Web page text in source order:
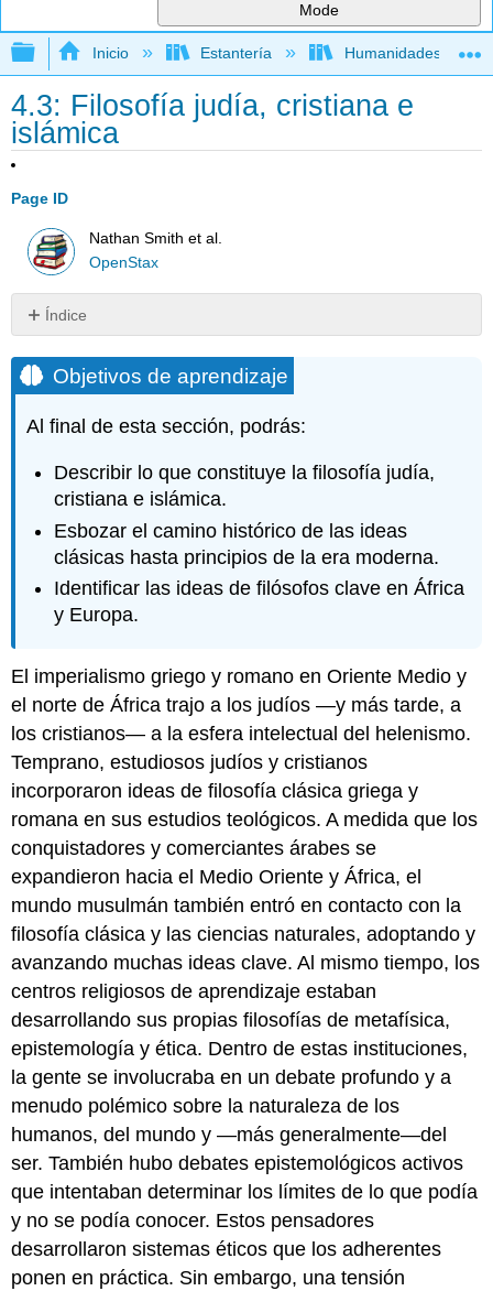
Mode
Expandir/contraer jerarquía global
Inicio Estantería Humanidades
4.3: Filosofía judía, cristiana e
islámica
Page ID
Nathan Smith et al.
OpenStax
Índice
de
aprendizaje
Definición
de
filosofía
judía,
cristiana
islámica
Filosofía
Judía
Filón
Alejandría
Ética
y
Metafísica
Temprana
Filosofía
Cristiana
Temprana
Agustín
Boecio
Pensar
como
un
filósofo
Anselmo
Filosofía
islámica
Ibn
(Avicena)
Ibn
Rushd
(Averroes)
Objetivos de aprendizaje
Al final de esta sección, podrás:
Describir lo que constituye la filosofía judía,
cristiana e islámica.
Esbozar el camino histórico de las ideas
clásicas hasta principios de la era moderna.
Identificar las ideas de filósofos clave en África
y Europa.
El imperialismo griego y romano en Oriente Medio y
el norte de África trajo a los judíos —y más tarde, a
los cristianos— a la esfera intelectual del helenismo.
Temprano, estudiosos judíos y cristianos
incorporaron ideas de filosofía clásica griega y
romana en sus estudios teológicos. A medida que los
conquistadores y comerciantes árabes se
expandieron hacia el Medio Oriente y África, el
mundo musulmán también entró en contacto con la
filosofía clásica y las ciencias naturales, adoptando y
avanzando muchas ideas clave. Al mismo tiempo, los
centros religiosos de aprendizaje estaban
desarrollando sus propias filosofías de metafísica,
epistemología y ética. Dentro de estas instituciones,
la gente se involucraba en un debate profundo y a
menudo polémico sobre la naturaleza de los
humanos, del mundo y —más generalmente—del
ser. También hubo debates epistemológicos activos
que intentaban determinar los límites de lo que podía
y no se podía conocer. Estos pensadores
desarrollaron sistemas éticos que los adherentes
ponen en práctica. Sin embargo, una tensión